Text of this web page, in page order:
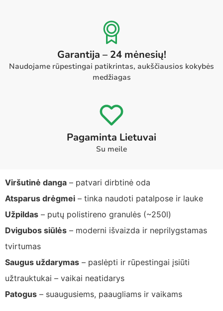
Garantija – 24 mėnesių!
Naudojame rūpestingai patikrintas, aukščiausios kokybės
medžiagas
Pagaminta Lietuvai
Su meile
Viršutinė danga – patvari dirbtinė oda
Atsparus drėgmei – tinka naudoti patalpose ir lauke
Užpildas – putų polistireno granulės (~250l)
Dvigubos siūlės – moderni išvaizda ir neprilygstamas
tvirtumas
Saugus uždarymas – paslėpti ir rūpestingai įsiūti
užtrauktukai – vaikai neatidarys
Patogus – suaugusiems, paaugliams ir vaikams